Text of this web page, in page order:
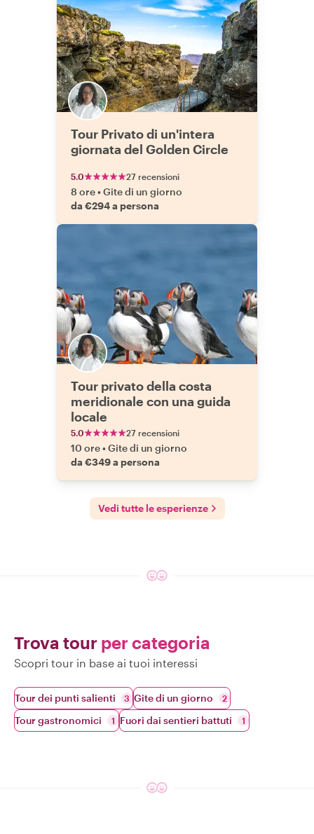
Tour Privato di un'intera
giornata del Golden Circle
5.0 27 recensioni
8 ore•Gite di un giorno
da €294 a persona
Tour privato della costa
meridionale con una guida
locale
5.0 27 recensioni
10 ore•Gite di un giorno
da €349 a persona
Vedi tutte le esperienze
Trova tour per categoria
Scopri tour in base ai tuoi interessi
Tour dei punti salienti 3 Gite di un giorno 2
Tour gastronomici 1 Fuori dai sentieri battuti 1